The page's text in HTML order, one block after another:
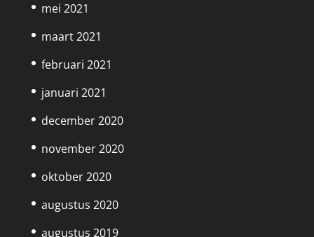
mei 2021
maart 2021
februari 2021
januari 2021
december 2020
november 2020
oktober 2020
augustus 2020
augustus 2019